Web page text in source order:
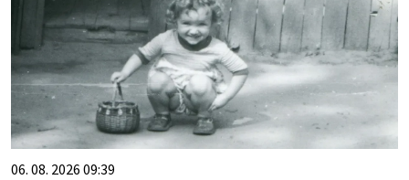
06. 08. 2026 09:39